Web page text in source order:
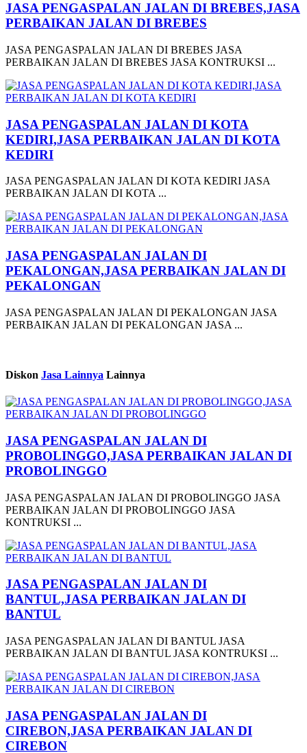
JASA PENGASPALAN JALAN DI BREBES,JASA
PERBAIKAN JALAN DI BREBES
JASA PENGASPALAN JALAN DI BREBES JASA
PERBAIKAN JALAN DI BREBES JASA KONTRUKSI ...
JASA PENGASPALAN JALAN DI KOTA
KEDIRI,JASA PERBAIKAN JALAN DI KOTA
KEDIRI
JASA PENGASPALAN JALAN DI KOTA KEDIRI JASA
PERBAIKAN JALAN DI KOTA ...
JASA PENGASPALAN JALAN DI
PEKALONGAN,JASA PERBAIKAN JALAN DI
PEKALONGAN
JASA PENGASPALAN JALAN DI PEKALONGAN JASA
PERBAIKAN JALAN DI PEKALONGAN JASA ...
Diskon Jasa Lainnya Lainnya
JASA PENGASPALAN JALAN DI
PROBOLINGGO,JASA PERBAIKAN JALAN DI
PROBOLINGGO
JASA PENGASPALAN JALAN DI PROBOLINGGO JASA
PERBAIKAN JALAN DI PROBOLINGGO JASA
KONTRUKSI ...
JASA PENGASPALAN JALAN DI
BANTUL,JASA PERBAIKAN JALAN DI
BANTUL
JASA PENGASPALAN JALAN DI BANTUL JASA
PERBAIKAN JALAN DI BANTUL JASA KONTRUKSI ...
JASA PENGASPALAN JALAN DI
CIREBON,JASA PERBAIKAN JALAN DI
CIREBON